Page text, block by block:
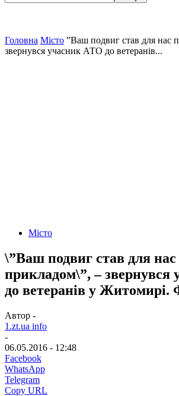
Головна Місто ”Ваш подвиг став для нас
звернувся учасник АТО до ветеранів...
Місто
\”Ваш подвиг став для нас
прикладом\”, –
до ветеранів у
Автор -
1.zt.ua info
-
06.05.2016 - 12:48
Facebook
WhatsApp
Telegram
Copy URL